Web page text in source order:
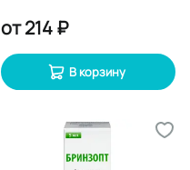
от214 ₽
В корзину